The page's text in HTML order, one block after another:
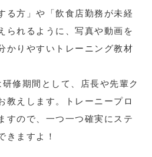
る方」や「飲食店勤務が未経
られるように、写真や動画を
かりやすいトレーニング教材
修期間として、店長や先輩ク
教えします。トレーニープロ
すので、一つ一つ確実にステ
きますよ！